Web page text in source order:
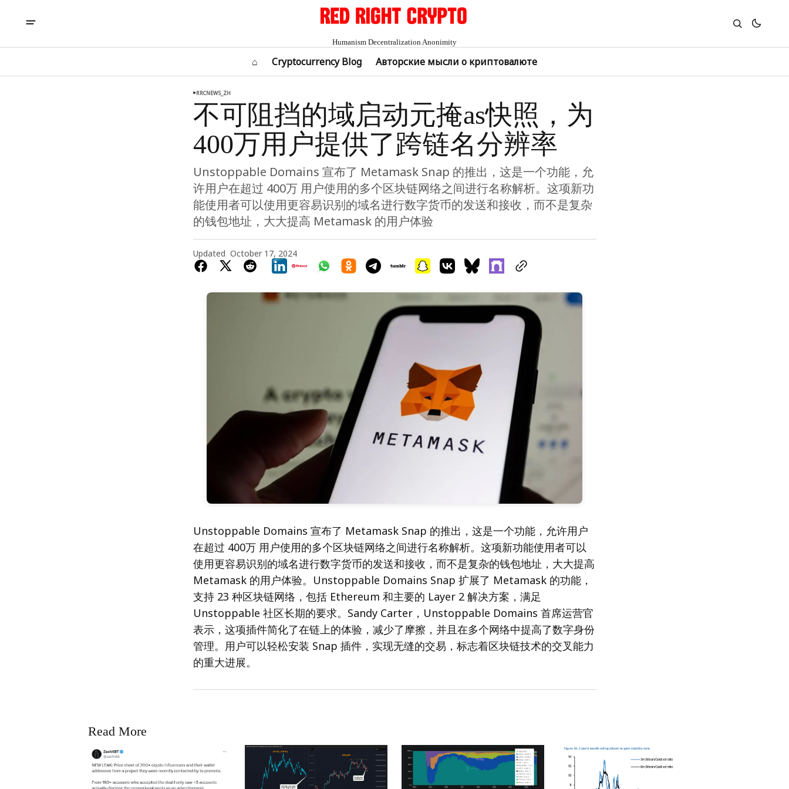
Humanism Decentralization Anonimity
⌂ Cryptocurrency Blog Авторские мысли о криптовалюте
RRCNEWS_ZH
不可阻挡的域启动元掩as快照，为
400万用户提供了跨链名分辨率
Unstoppable Domains 宣布了 Metamask Snap 的推出，这是一个功能，允
许用户在超过 400万 用户使用的多个区块链网络之间进行名称解析。这项新功
能使用者可以使用更容易识别的域名进行数字货币的发送和接收，而不是复杂
的钱包地址，大大提高 Metamask 的用户体验
Updated October 17, 2024
Unstoppable Domains 宣布了 Metamask Snap 的推出，这是一个功能，允许用户
在超过 400万 用户使用的多个区块链网络之间进行名称解析。这项新功能使用者可以
使用更容易识别的域名进行数字货币的发送和接收，而不是复杂的钱包地址，大大提高
Metamask 的用户体验。Unstoppable Domains Snap 扩展了 Metamask 的功能，
支持 23 种区块链网络，包括 Ethereum 和主要的 Layer 2 解决方案，满足
Unstoppable 社区长期的要求。Sandy Carter，Unstoppable Domains 首席运营官
表示，这项插件简化了在链上的体验，减少了摩擦，并且在多个网络中提高了数字身份
管理。用户可以轻松安装 Snap 插件，实现无缝的交易，标志着区块链技术的交叉能力
的重大进展。
Read More